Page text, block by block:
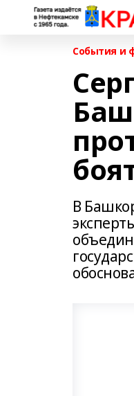
События и
В